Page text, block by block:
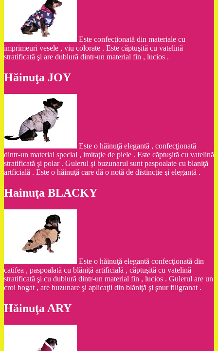
Este confecţionată din materiale cu
imprimeuri vesele , viu colorate . Este căptuşită cu vatelină
stratificată şi are dublură dintr-un material fin , lucios .
Hăinuţa JOY
Este o hăinuţă elegantă , confecţionată
dintr-un material special , imitaţie de piele . Este căptuşită cu vatelină
stratificată şi polar . Gulerul şi buzunarul sunt paspoalate cu blaniţă
artficială . Este o hăinuţă care dă o notă de distincţie şi eleganţă .
Hainuţa BLACKY
Este o hăinuţă elegantă confecţionată din
catifea , paspoalată cu blăniţă artificială , căptuşită cu vatelină
stratificată şi cu dublură dintr-un material fin , lucios . Gulerul are un
croi bogat , are buzunare şi aplicaţii din blăniţă şi şnur filigranat .
Hăinuţa ARY